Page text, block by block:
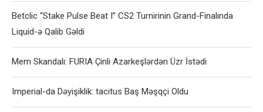
Betclic “Stake Pulse Beat I” CS2 Turnirinin Grand-Finalında
Liquid-ə Qalib Gəldi
Mem Skandalı: FURIA Çinli Azarkeşlərdən Üzr İstədi
Imperial-da Dəyişiklik: tacitus Baş Məşqçi Oldu